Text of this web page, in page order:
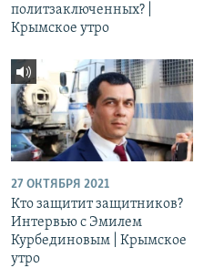
политзаключенных? |
Крымское утро
27 ОКТЯБРЯ 2021
Кто защитит защитников?
Интервью с Эмилем
Курбединовым | Крымское
утро